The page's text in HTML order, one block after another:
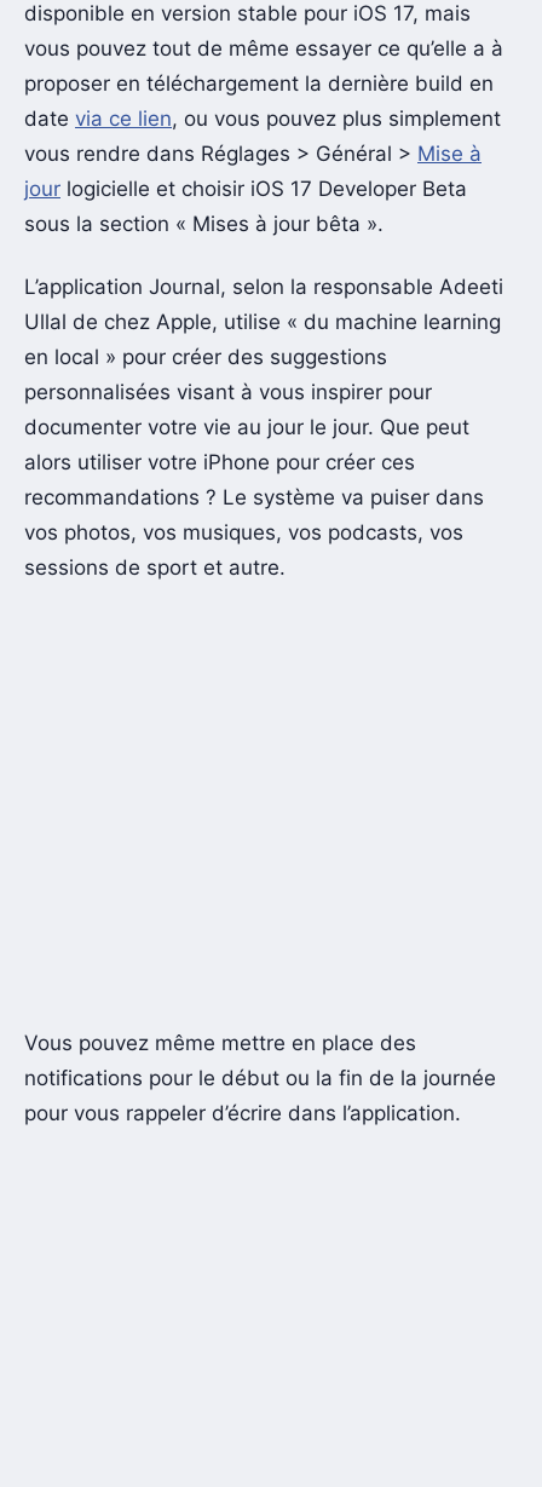
disponible en version stable pour iOS 17, mais
vous pouvez tout de même essayer ce qu’elle a à
proposer en téléchargement la dernière build en
date via ce lien, ou vous pouvez plus simplement
vous rendre dans Réglages > Général > Mise à
jour logicielle et choisir iOS 17 Developer Beta
sous la section « Mises à jour bêta ».
L’application Journal, selon la responsable Adeeti
Ullal de chez Apple, utilise « du machine learning
en local » pour créer des suggestions
personnalisées visant à vous inspirer pour
documenter votre vie au jour le jour. Que peut
alors utiliser votre iPhone pour créer ces
recommandations ? Le système va puiser dans
vos photos, vos musiques, vos podcasts, vos
sessions de sport et autre.
Vous pouvez même mettre en place des
notifications pour le début ou la fin de la journée
pour vous rappeler d’écrire dans l’application.